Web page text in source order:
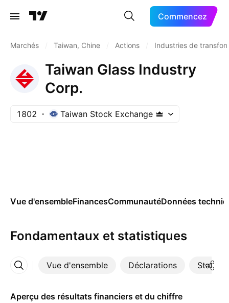
Commencez
Marchés Taiwan, Chine Actions Industries de
Taiwan Glass Industry
Corp.
1802 Taiwan Stock Exchange
Vue d'ensembleFinancesCommunautéDonnées
Fondamentaux et statistiques
Vue d'ensemble Déclarations
Plus
Aperçu des résultats financiers et du chiffre